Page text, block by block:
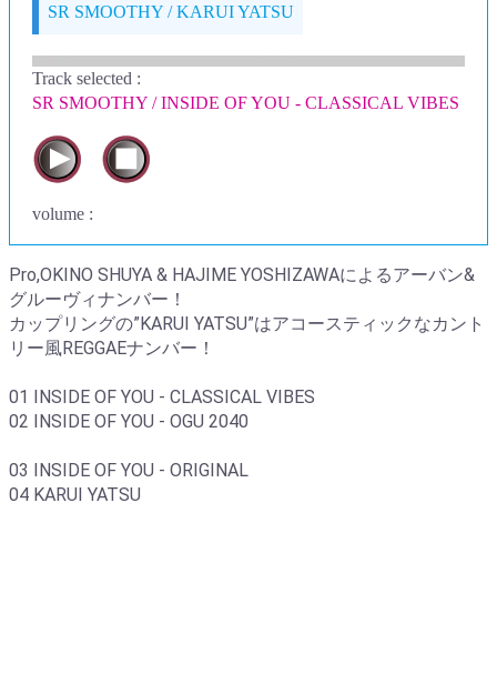
SR SMOOTHY / KARUI YATSU
Track selected :
SR SMOOTHY / INSIDE OF YOU - CLASSICAL VIBES
volume :
Pro,OKINO SHUYA & HAJIME YOSHIZAWAによるアーバン&
グルーヴィナンバー！
カップリングの”KARUI YATSU”はアコースティックなカント
リー風REGGAEナンバー！
01 INSIDE OF YOU - CLASSICAL VIBES
02 INSIDE OF YOU - OGU 2040
03 INSIDE OF YOU - ORIGINAL
04 KARUI YATSU